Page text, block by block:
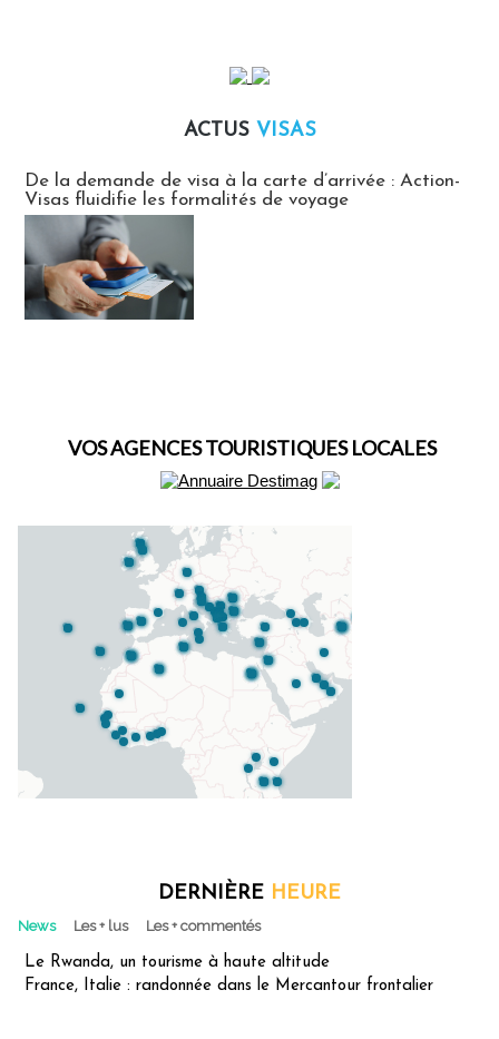
ACTUS VISAS
De la demande de visa à la carte d’arrivée : Action-
Visas fluidifie les formalités de voyage
VOS AGENCES TOURISTIQUES LOCALES
DERNIÈRE HEURE
News Les + lus Les + commentés
Le Rwanda, un tourisme à haute altitude
France, Italie : randonnée dans le Mercantour frontalier